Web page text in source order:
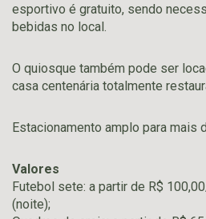
esportivo é gratuito, sendo
bebidas no local.
O quiosque também pode ser
casa centenária totalmente
Estacionamento amplo para mais
Valores
Futebol sete: a partir de R$
(noite);